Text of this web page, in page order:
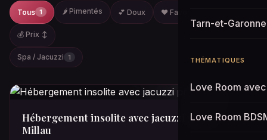
Tarn-et-Garonne
THÉMATIQUES
Love Room
Love Room
Tous 1 🌶️ Pimentés 💕 Doux ❤️ Favoris
💰 Prix ↕
Spa / Jacuzzi 1
Hébergement insolite avec jacuzzi privatif
Millau